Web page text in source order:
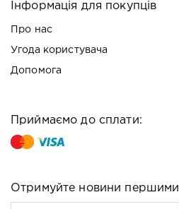
Інформація для покупців
Про нас
Угода користувача
Допомога
Приймаємо до сплати:
Отримуйте новини першими